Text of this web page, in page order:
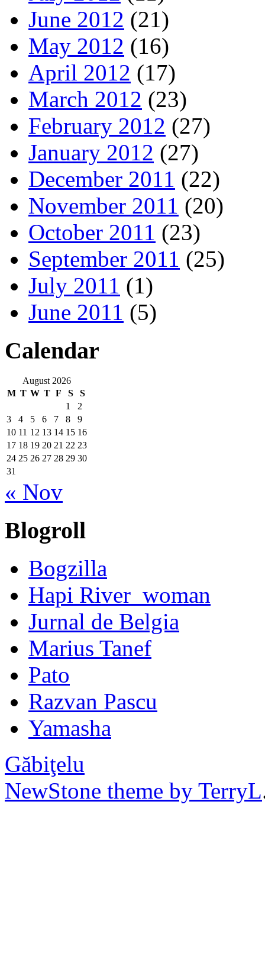
June 2012 (21)
May 2012 (16)
April 2012 (17)
March 2012 (23)
February 2012 (27)
January 2012 (27)
December 2011 (22)
November 2011 (20)
October 2011 (23)
September 2011 (25)
July 2011 (1)
June 2011 (5)
Calendar
August 2026
M T W T F S
S
1
2
3
4 5 6 7 8
9
10 11 12 13 14 15 16
17 18 19 20 21 22 23
24 25 26 27 28 29 30
31
« Nov
Blogroll
Bogzilla
Hapi River_woman
Jurnal de Belgia
Marius Tanef
Pato
Razvan Pascu
Yamasha
Găbiţelu
NewStone theme by TerryL